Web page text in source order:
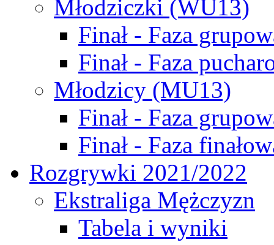
Młodziczki (WU13)
Finał - Faza
Finał - Faza
Młodzicy (MU13)
Finał - Faza
Finał - Faza
Rozgrywki 2021/2022
Ekstraliga Mężczyzn
Tabela i wyniki